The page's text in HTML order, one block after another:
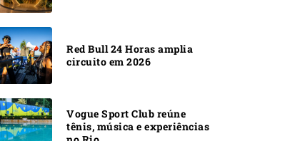
Red Bull 24 Horas amplia
circuito em 2026
Vogue Sport Club reúne
tênis, música e experiências